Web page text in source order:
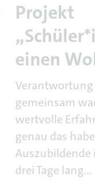
Projekt
einen
gemeinsam
wertvolle
genau das
Auszubildende
drei Tage lang…